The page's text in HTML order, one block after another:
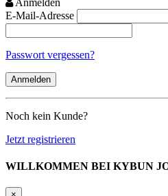
E-Mail-Adresse
Passwort vergessen?
Noch kein Kunde?
Jetzt registrieren
WILLKOMMEN BEI KYBUN